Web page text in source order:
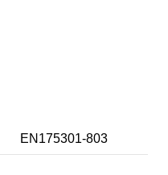
EN175301-803